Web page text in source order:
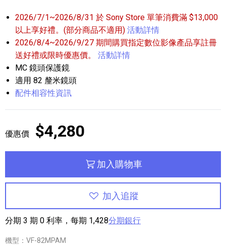
2026/7/1~2026/8/31 於 Sony Store 單筆消費滿 $13,000
以上享好禮。(部分商品不適用) 活動詳情
2026/8/4~2026/9/27 期間購買指定數位影像產品享註冊
送好禮或限時優惠價。
活動詳情
MC 鏡頭保護鏡
適用 82 釐米鏡頭
配件相容性資訊
優惠價 $4,280
加入購物車
加入追蹤
分期 3 期 0 利率，每期 1,428分期銀行
機型：VF-82MPAM